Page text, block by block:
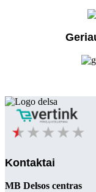
Kontaktai
MB Delsos centras